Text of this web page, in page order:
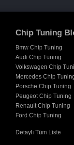
Chip Tuning
Bmw Chip Tuning
Audi Chip Tuning
Volkswagen Chip
Mercedes Chip
Porsche Chip Tuning
Peugeot Chip Tuning
Renault Chip Tuning
Ford Chip Tuning
Detaylı Tüm Liste